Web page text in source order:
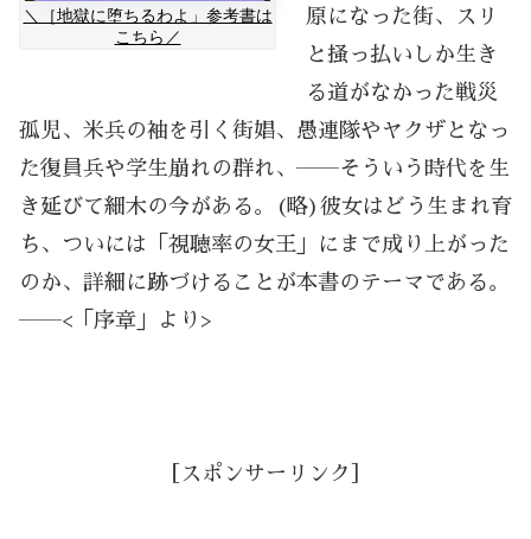
＼［地獄に堕ちるわよ」参考書は
こちら／
原になった街、スリ
と掻っ払いしか生き
る道がなかった戦災
孤児、米兵の袖を引く街娼、愚連隊やヤクザとなっ
た復員兵や学生崩れの群れ、――そういう時代を生
き延びて細木の今がある。(略)彼女はどう生まれ育
ち、ついには「視聴率の女王」にまで成り上がった
のか、詳細に跡づけることが本書のテーマである。
――<「序章」より>
［スポンサーリンク］